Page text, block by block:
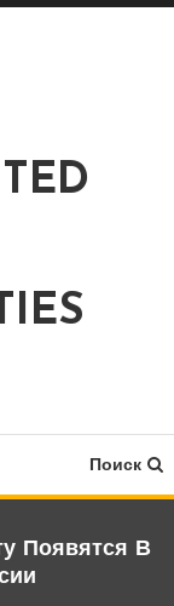
Поиск
Появятся В